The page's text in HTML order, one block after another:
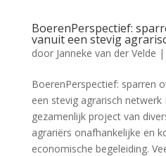
BoerenPerspectief:
vanuit een stevig
door Janneke van der Velde |
BoerenPerspectief: sparren
een stevig agrarisch
gezamenlijk project van
agrariërs onafhankelijke en
economische begeleiding.